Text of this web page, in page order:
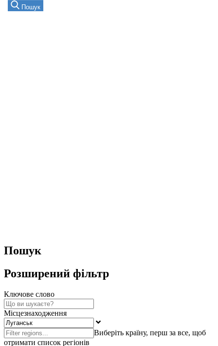
Пошук
Пошук
Розширений фільтр
Ключове слово
Місцезнаходження